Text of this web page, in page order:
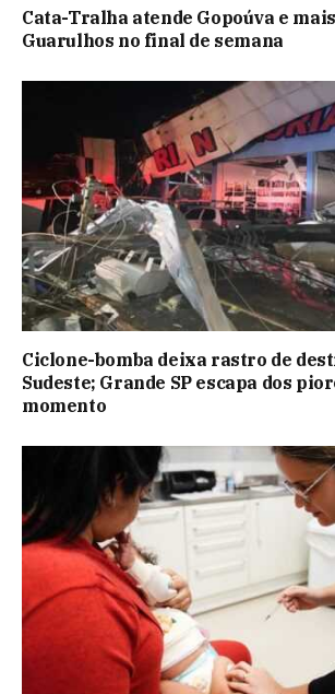
Cata-Tralha atende Gopoúva e
Guarulhos no final de semana
Ciclone-bomba deixa rastro de
Sudeste; Grande SP escapa dos
momento